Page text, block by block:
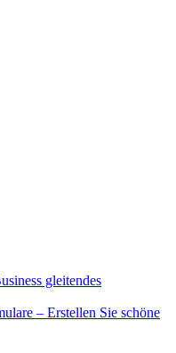
gleitendes
– Erstellen Sie schöne